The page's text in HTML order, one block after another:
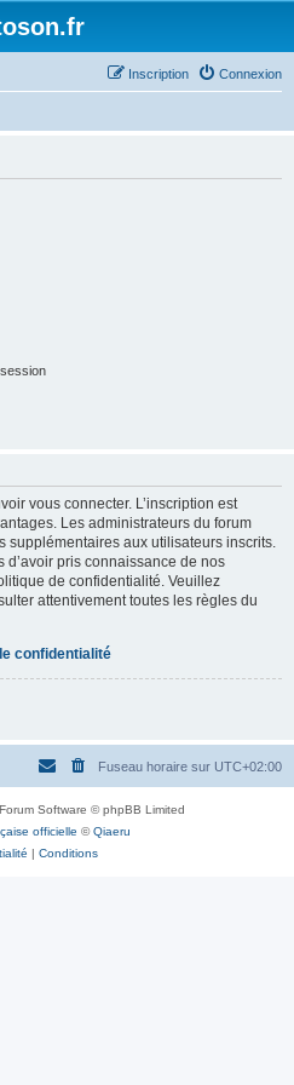
Connexion
Inscription
vous connecter. L’inscription est
Les administrateurs du forum
aux utilisateurs inscrits.
pris connaissance de nos
de confidentialité. Veuillez
attentivement toutes les règles du
confidentialité
Fuseau horaire sur UTC+02:00
Software © phpBB Limited
officielle ©Qiaeru
| Conditions